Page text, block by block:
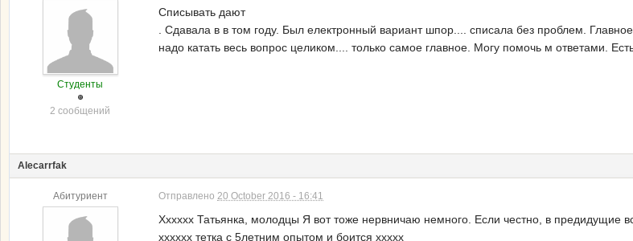
Студенты
2 сообщений
Списывать дают
. Сдавала в в том году. Был електронный вариант шпор.... списала без проблем.
надо катать весь вопрос целиком.... только самое главное. Могу помочь м ответами.
Alecarrfak
Абитуриент Отправлено 20 October 2016 - 16:41
Хххххх Татьянка, молодцы Я вот тоже нервничаю немного. Если честно, в предидущие
хххххх тетка с 5летним опытом и боится ххххх